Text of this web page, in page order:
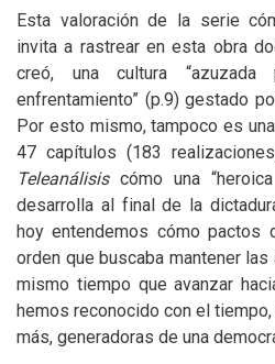
Esta valoración de la serie
invita a rastrear en esta obra
creó, una cultura
enfrentamiento” (p.9) gestado
Por esto mismo, tampoco es
47 capítulos (183
Teleanálisiscómo una
desarrolla al final de la
hoy entendemos cómo pactos
orden que buscaba mantener
mismo tiempo que avanzar
hemos reconocido con el
más, generadoras de una